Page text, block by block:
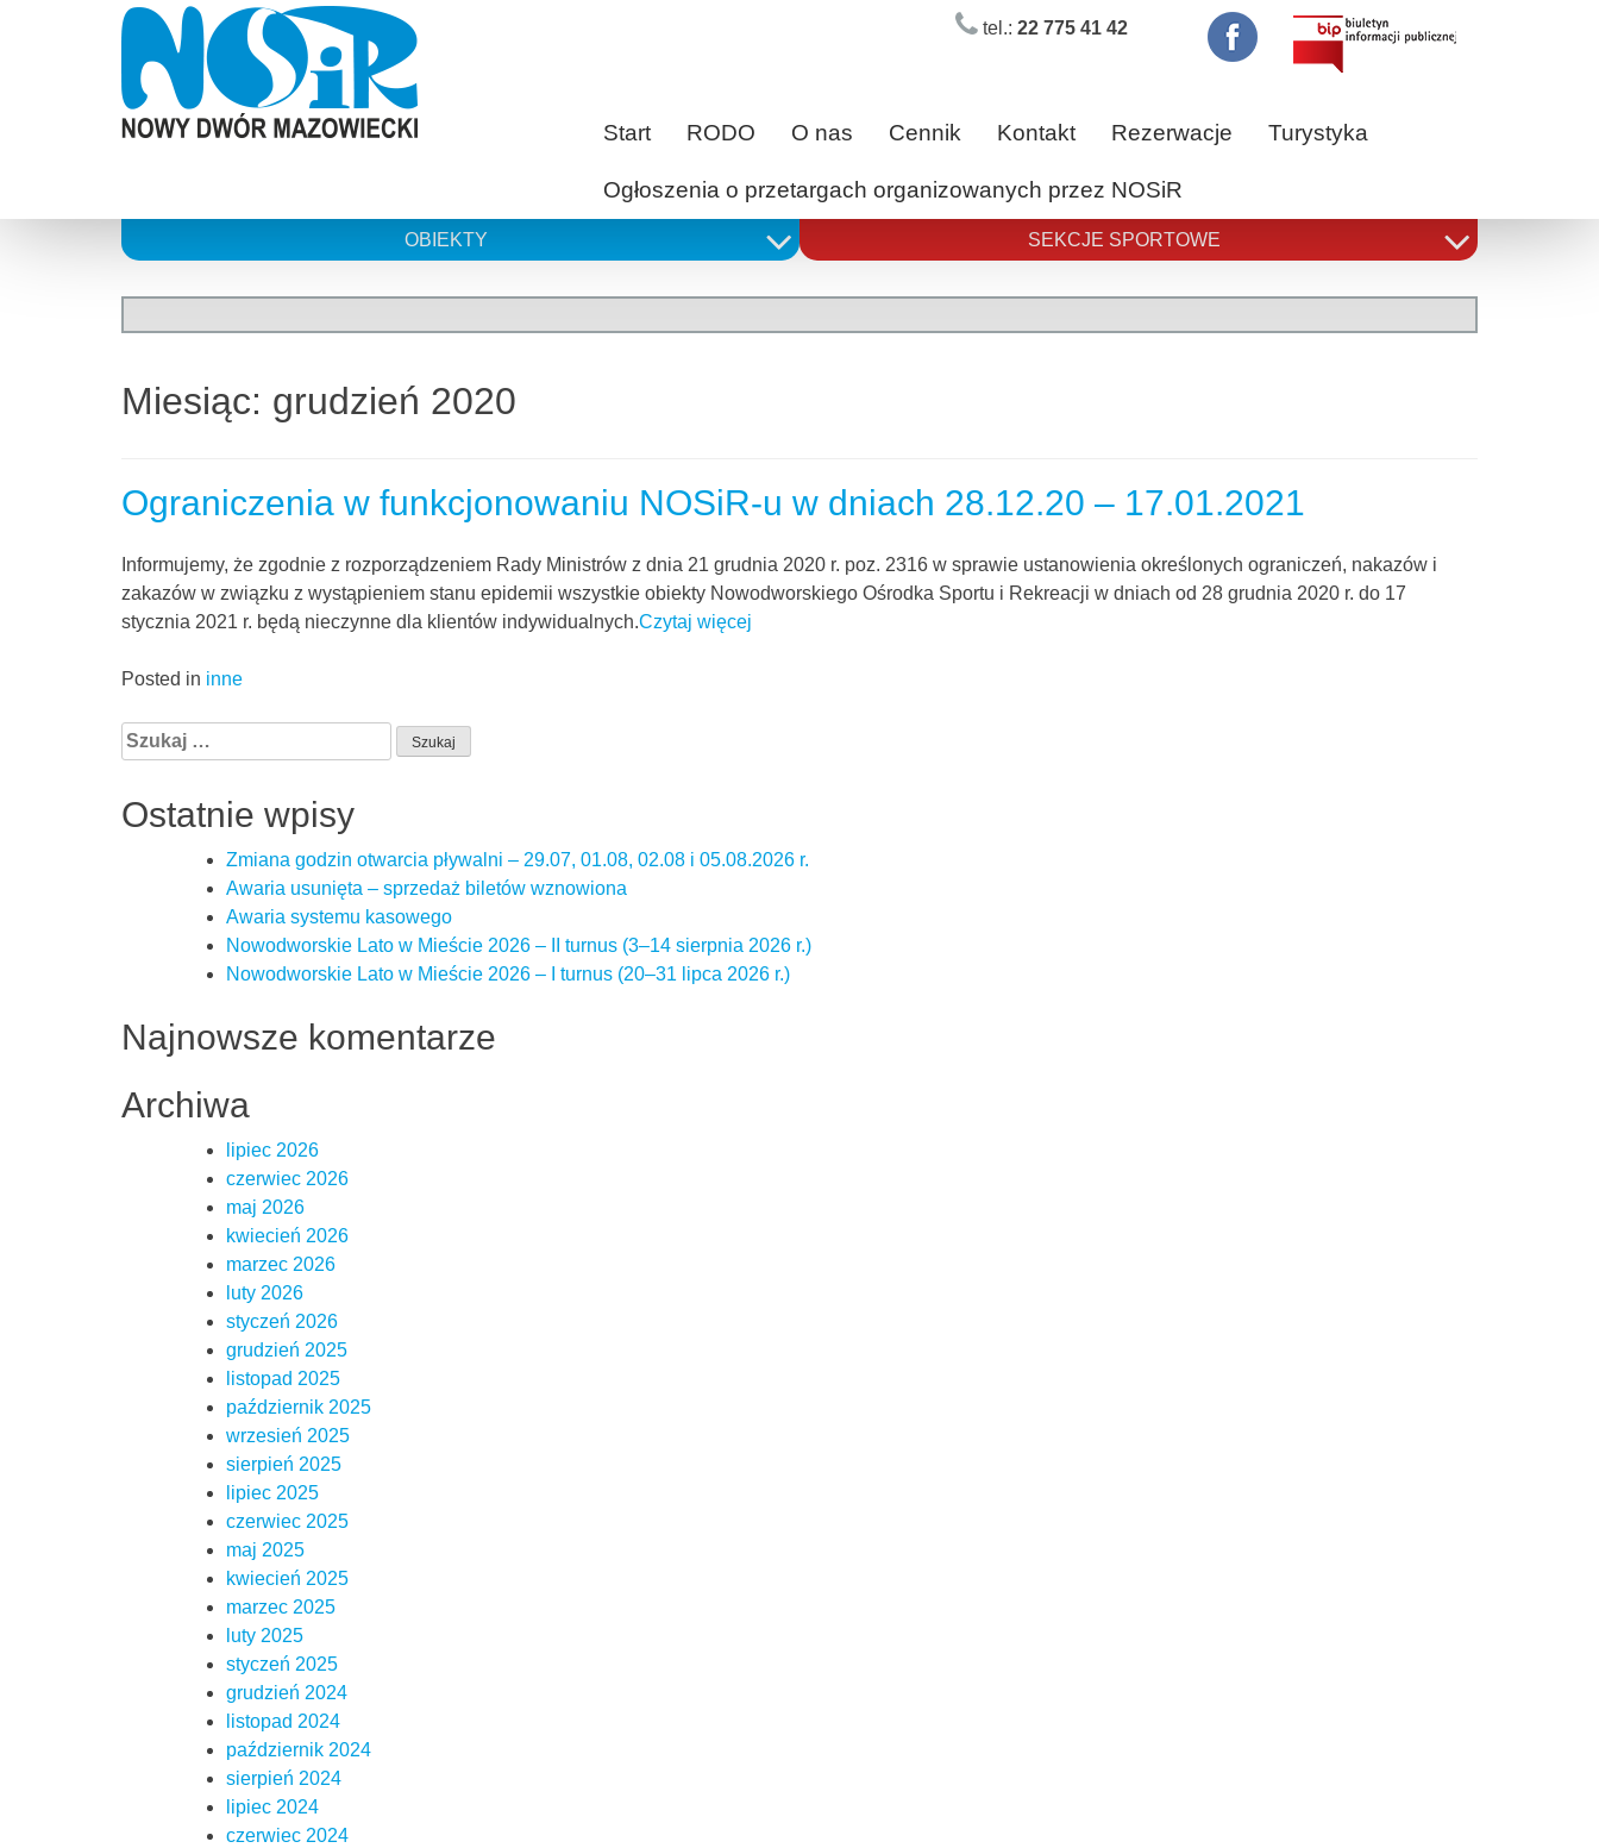
tel.: 22 775 41 42
Start RODO O nas Cennik Kontakt Rezerwacje Turystyka
Ogłoszenia o przetargach organizowanych przez NOSiR
OBIEKTY SEKCJE SPORTOWE
Miesiąc: grudzień 2020
Ograniczenia w funkcjonowaniu NOSiR-u w dniach 28.12.20 – 17.01.2021
Informujemy, że zgodnie z rozporządzeniem Rady Ministrów z dnia 21 grudnia 2020 r. poz. 2316 w sprawie ustanowienia określonych ograniczeń, nakazów i
zakazów w związku z wystąpieniem stanu epidemii wszystkie obiekty Nowodworskiego Ośrodka Sportu i Rekreacji w dniach od 28 grudnia 2020 r. do 17
stycznia 2021 r. będą nieczynne dla klientów indywidualnych.Czytaj więcej
Posted in inne
Szukaj:
Ostatnie wpisy
Zmiana godzin otwarcia pływalni – 29.07, 01.08, 02.08 i 05.08.2026 r.
Awaria usunięta – sprzedaż biletów wznowiona
Awaria systemu kasowego
Nowodworskie Lato w Mieście 2026 – II turnus (3–14 sierpnia 2026 r.)
Nowodworskie Lato w Mieście 2026 – I turnus (20–31 lipca 2026 r.)
Najnowsze komentarze
Archiwa
lipiec 2026
czerwiec 2026
maj 2026
kwiecień 2026
marzec 2026
luty 2026
styczeń 2026
grudzień 2025
listopad 2025
październik 2025
wrzesień 2025
sierpień 2025
lipiec 2025
czerwiec 2025
maj 2025
kwiecień 2025
marzec 2025
luty 2025
styczeń 2025
grudzień 2024
listopad 2024
październik 2024
sierpień 2024
lipiec 2024
czerwiec 2024